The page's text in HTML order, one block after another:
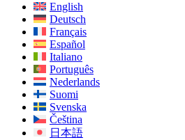
English
Deutsch
Français
Español
Italiano
Português
Nederlands
Suomi
Svenska
Čeština
日本語